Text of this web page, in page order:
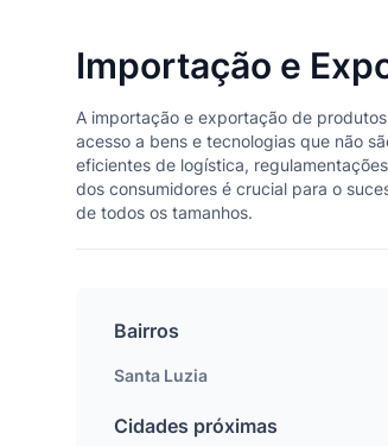
Importação e
A importação e exportação de
acesso a bens e tecnologias que não
eficientes de logística,
dos consumidores é crucial para o
de todos os tamanhos.
Bairros
Santa Luzia
Cidades próximas